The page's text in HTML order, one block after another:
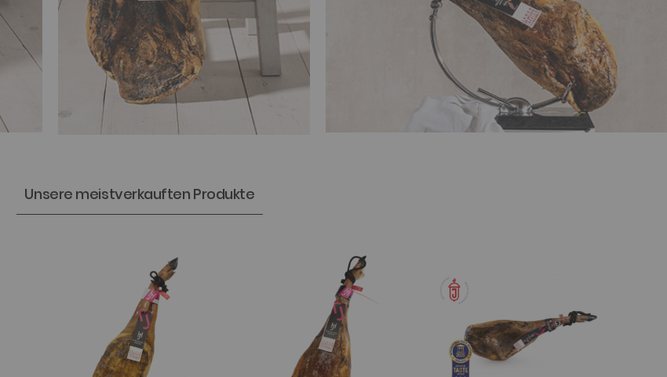
Unsere meistverkauften Produkte